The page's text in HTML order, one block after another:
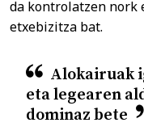
da kontrolatzen nork
etxebizitza bat.
Alokairuak
eta legearen
dominaz bete